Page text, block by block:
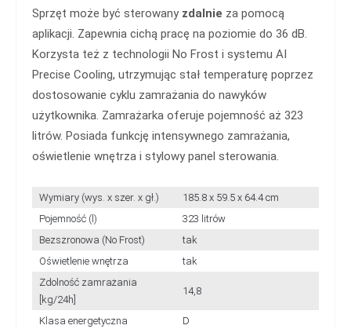
Sprzęt może być sterowany zdalnie za pomocą
aplikacji. Zapewnia cichą pracę na poziomie do 36 dB.
Korzysta też z technologii No Frost i systemu AI
Precise Cooling, utrzymując stał temperaturę poprzez
dostosowanie cyklu zamrażania do nawyków
użytkownika. Zamrażarka oferuje pojemność aż 323
litrów. Posiada funkcję intensywnego zamrażania,
oświetlenie wnętrza i stylowy panel sterowania.
Wymiary (wys. x szer. x gł.)
185.8 x 59.5 x 64.4 cm
Pojemność (l)
323 litrów
Bezszronowa (No Frost)
tak
Oświetlenie wnętrza
tak
Zdolność zamrażania
[kg/24h]
14,8
Klasa energetyczna D